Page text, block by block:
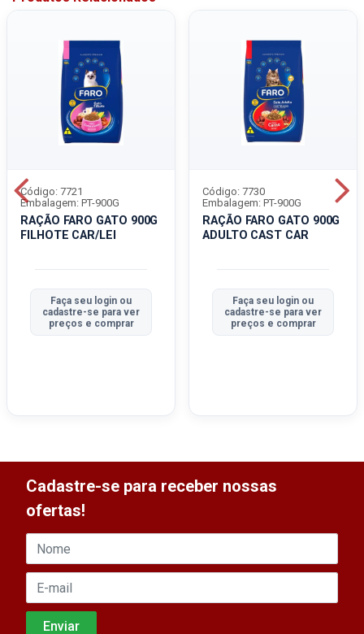
RAÇÃO FARO GATO 900G
FILHOTE CAR/LEI
Código: 7721
Embalagem: PT-900G
Faça seu login ou
cadastre-se para ver
preços e comprar
RAÇÃO FARO GATO 900G
ADULTO CAST CAR
Código: 7730
Embalagem: PT-900G
Faça seu login ou
cadastre-se para ver
preços e comprar
Cadastre-se para receber nossas
ofertas!